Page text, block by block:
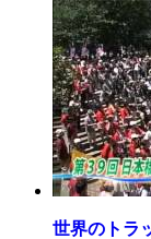
世界のトラ